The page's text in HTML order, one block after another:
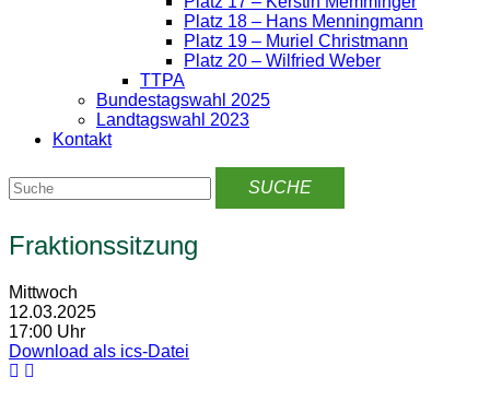
Platz 18 – Hans Menningmann
Platz 19 – Muriel Christmann
Platz 20 – Wilfried Weber
TTPA
Bundestagswahl 2025
Landtagswahl 2023
Kontakt
Fraktionssitzung
Mittwoch
12.03.2025
17:00 Uhr
Download als ics-Datei